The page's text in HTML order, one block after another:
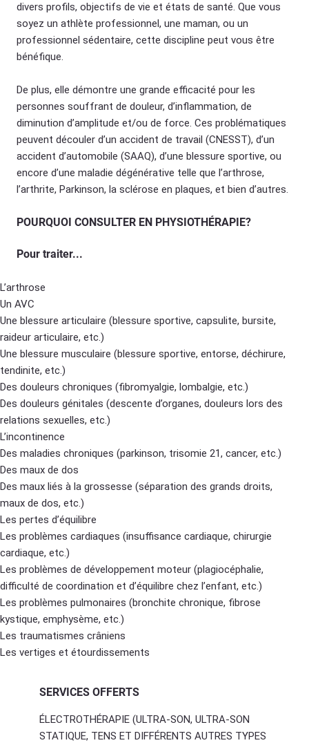
divers profils, objectifs de vie et états de santé. Que vous
soyez un athlète professionnel, une maman, ou un
professionnel sédentaire, cette discipline peut vous être
bénéfique.
De plus, elle démontre une grande efficacité pour les
personnes souffrant de douleur, d’inflammation, de
diminution d’amplitude et/ou de force. Ces problématiques
peuvent découler d’un accident de travail (CNESST), d’un
accident d’automobile (SAAQ), d’une blessure sportive, ou
encore d’une maladie dégénérative telle que l’arthrose,
l’arthrite, Parkinson, la sclérose en plaques, et bien d’autres.
POURQUOI CONSULTER EN PHYSIOTHÉRAPIE?
Pour traiter...
L’arthrose
Un AVC
Une blessure articulaire (blessure sportive, capsulite, bursite,
raideur articulaire, etc.)
Une blessure musculaire (blessure sportive, entorse, déchirure,
tendinite, etc.)
Des douleurs chroniques (fibromyalgie, lombalgie, etc.)
Des douleurs génitales (descente d’organes, douleurs lors des
relations sexuelles, etc.)
L’incontinence
Des maladies chroniques (parkinson, trisomie 21, cancer, etc.)
Des maux de dos
Des maux liés à la grossesse (séparation des grands droits,
maux de dos, etc.)
Les pertes d’équilibre
Les problèmes cardiaques (insuffisance cardiaque, chirurgie
cardiaque, etc.)
Les problèmes de développement moteur (plagiocéphalie,
difficulté de coordination et d’équilibre chez l’enfant, etc.)
Les problèmes pulmonaires (bronchite chronique, fibrose
kystique, emphysème, etc.)
Les traumatismes crâniens
Les vertiges et étourdissements
SERVICES OFFERTS
ÉLECTROTHÉRAPIE (ULTRA-SON, ULTRA-SON
STATIQUE, TENS ET DIFFÉRENTS AUTRES TYPES